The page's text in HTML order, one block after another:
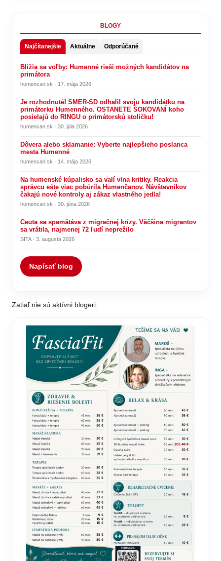
BLOGY
Najčítanejšie Aktuálne Odporúčané
Blížia sa voľby: Humenné rieši možných kandidátov na
primátora
humencan.sk · 17. mája 2026
Je rozhodnuté! SMER-SD odhalil svoju kandidátku na
primátorku Humenného. OSTANETE ŠOKOVANÍ koho
posielajú do RINGU o primátorskú stoličku!
humencan.sk · 30. júla 2026
Dôvera alebo sklamanie: Vyberte najlepšieho poslanca
mesta Humenné
humencan.sk · 14. mája 2026
Na humenské kúpalisko sa valí vlna kritiky. Reakcia
správcu ešte viac pobúrila Humenčanov. Návštevníkov
čakajú nové kontroly aj zákaz vlastného jedla!
humencan.sk · 30. júna 2026
Ceuta sa spamätáva z migračnej krízy. Väčšina migrantov
sa vrátila, najmenej 72 ľudí neprežilo
SITA · 3. augusta 2026
Napísať blog
Zatiaľ nie sú aktívni blogeri.